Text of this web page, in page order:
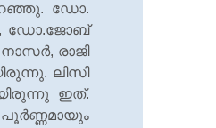
ഡോ.
ഡോ.ജോബ്
രാജി
ലിസി
ഇത്.